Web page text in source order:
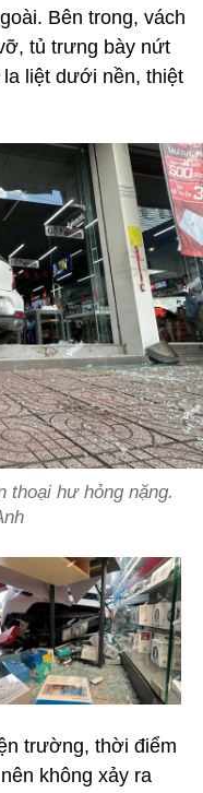
Bên trong, vách
tủ trưng bày nứt
liệt dưới nền, thiệt
thoại hư hỏng nặng.
trường, thời điểm
không xảy ra